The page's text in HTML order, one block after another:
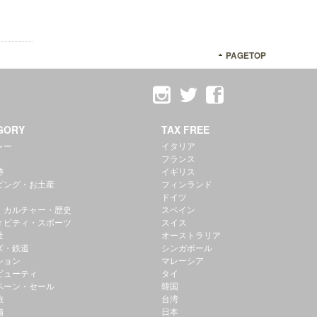
PAGETOP
ー
ング・お土産
カルチャー・歴史
ビティ・スポーツ
・鉄道
ョン
ューティ
ーン・セール
TAX FREE
イタリア
フランス
イギリス
フィンランド
ドイツ
スペイン
スイス
オーストラリア
シンガポール
マレーシア
タイ
韓国
台湾
日本